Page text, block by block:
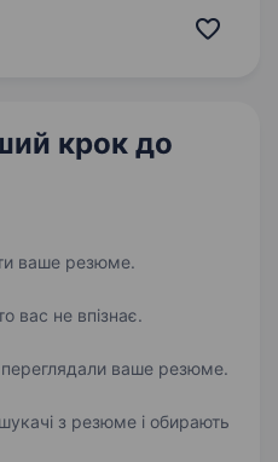
крок до
ваше резюме.
вас не впізнає.
переглядали ваше резюме.
з резюме і обирають